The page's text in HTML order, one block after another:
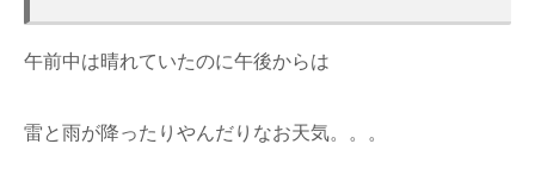
午前中は晴れていたのに午後からは
雷と雨が降ったりやんだりなお天気。。。